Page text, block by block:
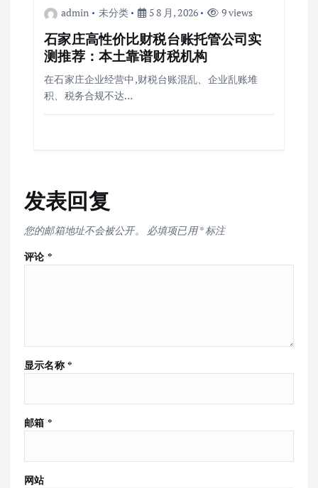
admin 未分类 5 8 月, 2026 9 views
石家庄高性价比财税台账托管公司实
测推荐：本土靠谱财税机构
在石家庄企业经营中,财税台账混乱、企业乱账堆
积、税务合规不达…
发表回复
您的邮箱地址不会被公开。 必填项已用*标注
评论 *
显示名称 *
邮箱 *
网站